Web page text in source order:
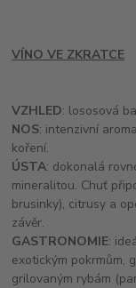
VÍNO VE ZKRATCE
VZHLED: lososová
NOS: intenzivní
koření.
ÚSTA: dokonalá
mineralitou. Chuť
brusinky), citrusy a
závěr.
GASTRONOMIE:
exotickým pokrmům,
grilovaným rybám